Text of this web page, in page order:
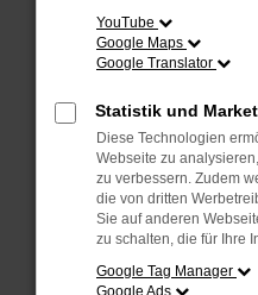
Fenster?
Starte dein Gerät
Das kann manchmal
Probleme zu
Stelle sicher, dass
Betriebssystem
sind.
Veraltete Software
Sicherheitsrisiko,
führen, dass
YouTube
Google Maps
Google Translator
Statistik und
Diese Technologien
Webseite zu
zu verbessern. Zudem
die von dritten
Sie auf anderen
zu schalten, die für Ihre
Google Tag Manager
Google Ads